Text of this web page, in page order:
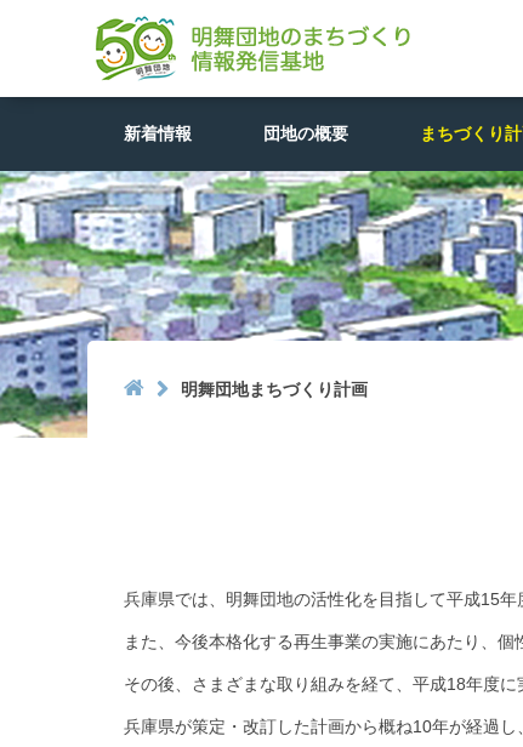
新着情報 団地の概要 まちづくり
 明舞団地まちづくり計画
兵庫県では、明舞団地の活性化を目指して平成15年
また、今後本格化する再生事業の実施にあたり、
その後、さまざまな取り組みを経て、平成18年度
兵庫県が策定・改訂した計画から概ね10年が経過